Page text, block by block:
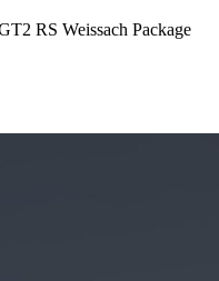
RS Weissach Package